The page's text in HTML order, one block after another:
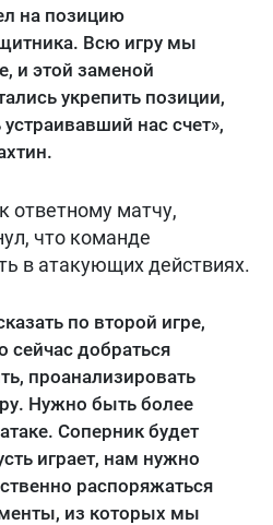
на позицию
Всю игру мы
и этой заменой
укрепить позиции,
нас счет»,
ответному матчу,
что команде
в атакующих действиях.
по второй игре,
сейчас добраться
проанализировать
Нужно быть более
Соперник будет
играет, нам нужно
распоряжаться
из которых мы